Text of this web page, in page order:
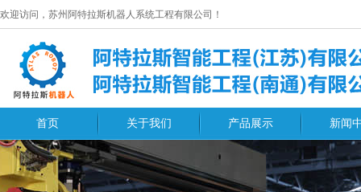
欢迎访问，苏州阿特拉斯机器人系统工程有限公司！
首页 关于我们 产品展示 新闻